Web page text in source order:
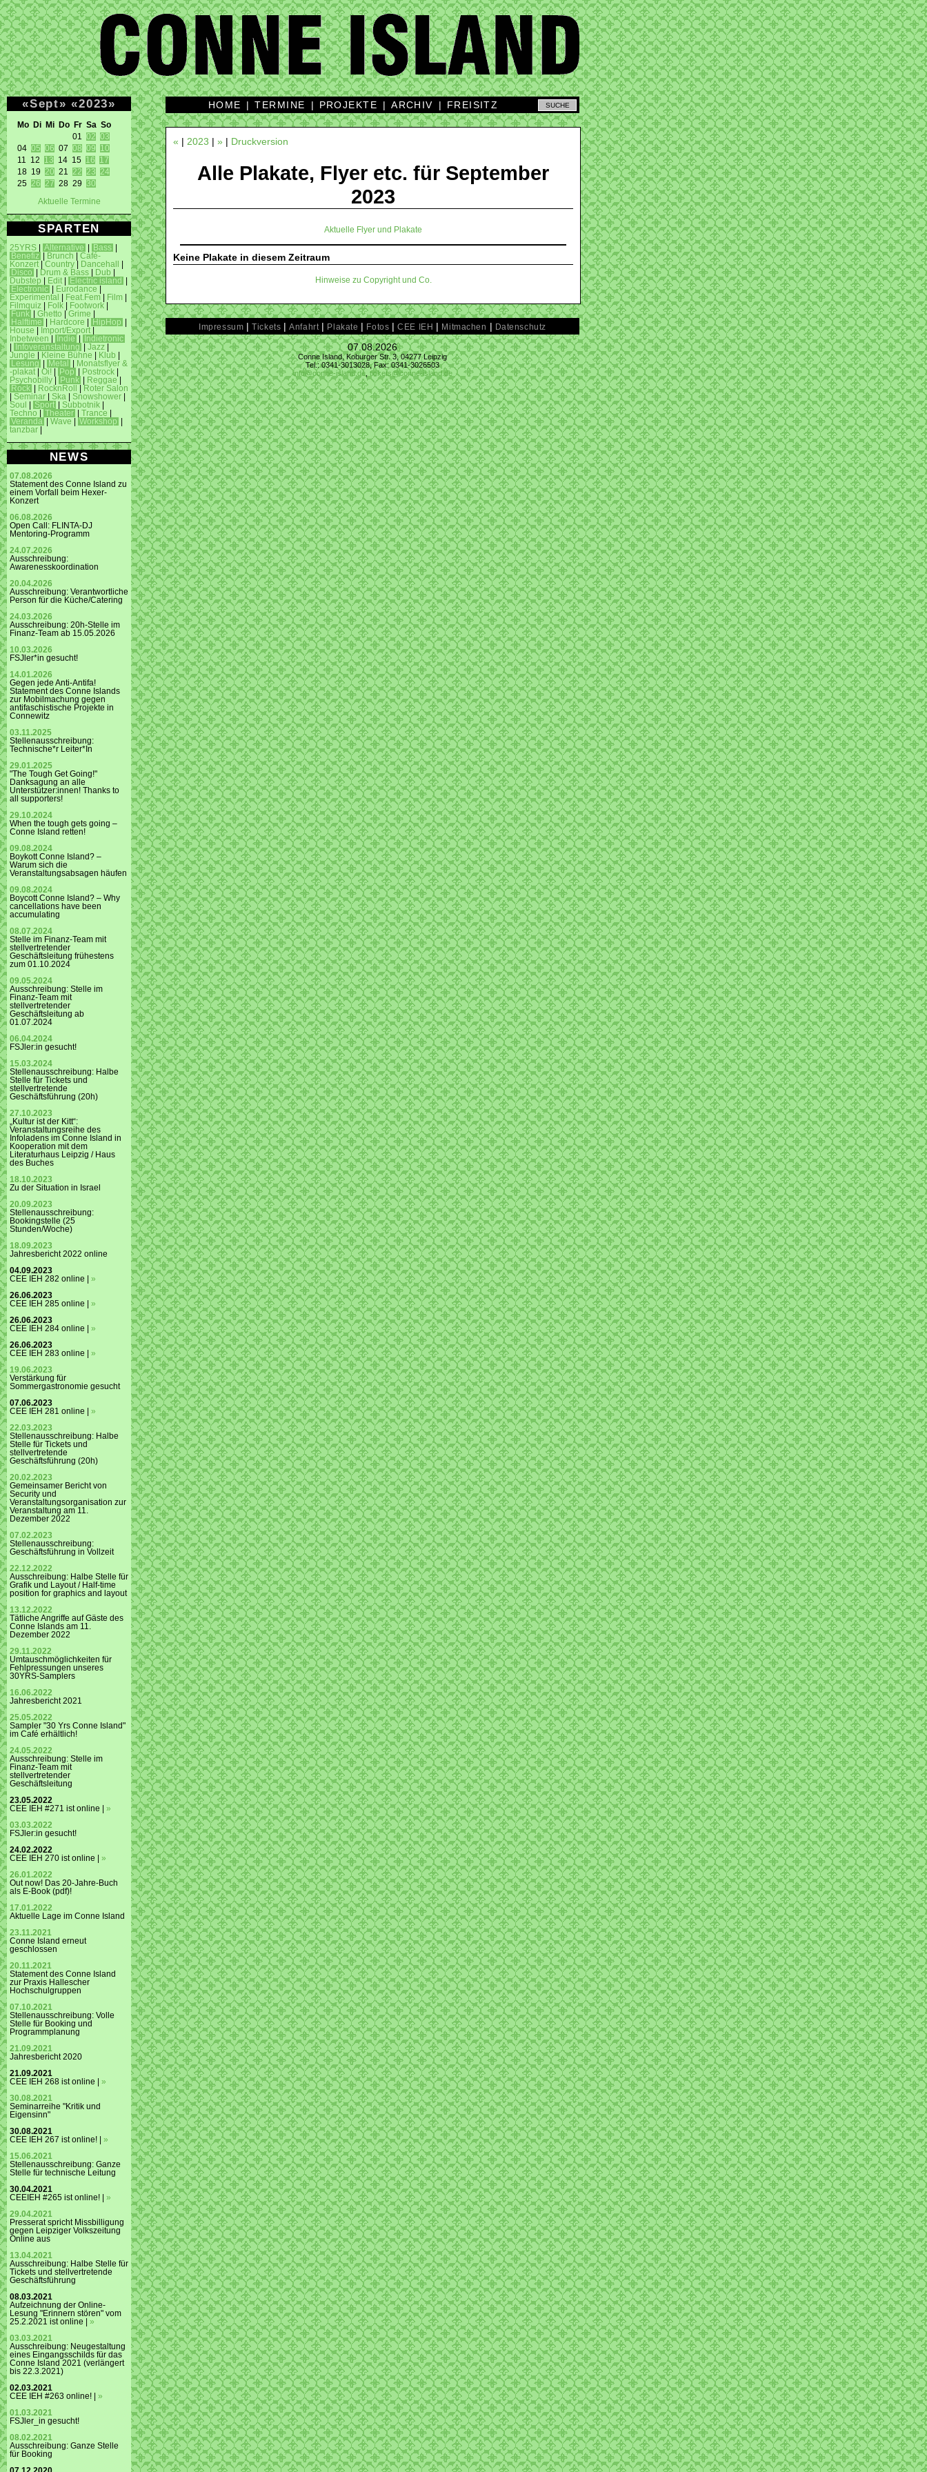
«Sept» «2023»
Mo Di Mi Do Fr Sa So
01 02 03
04 05 06 07 08 09
10
11 12 13 14 15 16
17
18 19 20 21 22 23
24
25 26 27 28 29 30
Aktuelle Termine
SPARTEN
25YRS Alternative Bass
Benefiz
Brunch
Café-
Konzert
Country Dancehall
Disco
Drum & Bass Dub
Dubstep
Edit Electric island
Electronic
Eurodance
Experimental
Feat.Fem Film
Filmquiz
Folk Footwork
Funk
Ghetto Grime
Halftime
Hardcore HipHop
House
Import/Export
Inbetween
Indie
Indietronic
Infoveranstaltung Jazz
Jungle
Kleine Bühne Klub
Lesung
Metal
Monatsflyer &
-plakat
Oi! Pop Postrock
Psychobilly
Punk Reggae
Rock
RocknRoll
Roter Salon
Seminar Ska Snowshower
Soul
Sport Subbotnik
Techno
Theater Trance
Veranda
Wave Workshop
tanzbar
NEWS
07.08.2026
Statement des Conne Island zu
einem Vorfall beim Hexer-
Konzert
06.08.2026
Open Call: FLINTA-DJ
Mentoring-Programm
24.07.2026
Ausschreibung:
Awarenesskoordination
20.04.2026
Ausschreibung: Verantwortliche
Person für die Küche/Catering
24.03.2026
Ausschreibung: 20h-Stelle im
Finanz-Team ab 15.05.2026
10.03.2026
FSJler*in gesucht!
14.01.2026
Gegen jede Anti-Antifa!
Statement des Conne Islands
zur Mobilmachung gegen
antifaschistische Projekte in
Connewitz
03.11.2025
Stellenausschreibung:
Technische*r Leiter*In
29.01.2025
"The Tough Get Going!"
Danksagung an alle
Unterstützer:innen! Thanks to
all supporters!
29.10.2024
When the tough gets going –
Conne Island retten!
09.08.2024
Boykott Conne Island? –
Warum sich die
Veranstaltungsabsagen häufen
09.08.2024
Boycott Conne Island? – Why
cancellations have been
accumulating
08.07.2024
Stelle im Finanz-Team mit
stellvertretender
Geschäftsleitung frühestens
zum 01.10.2024
09.05.2024
Ausschreibung: Stelle im
Finanz-Team mit
stellvertretender
Geschäftsleitung ab
01.07.2024
06.04.2024
FSJler:in gesucht!
15.03.2024
Stellenausschreibung: Halbe
Stelle für Tickets und
stellvertretende
Geschäftsführung (20h)
27.10.2023
„Kultur ist der Kitt“:
Veranstaltungsreihe des
Infoladens im Conne Island in
Kooperation mit dem
Literaturhaus Leipzig / Haus
des Buches
18.10.2023
Zu der Situation in Israel
20.09.2023
Stellenausschreibung:
Bookingstelle (25
Stunden/Woche)
18.09.2023
Jahresbericht 2022 online
04.09.2023
CEE IEH 282 online | »
26.06.2023
CEE IEH 285 online | »
26.06.2023
CEE IEH 284 online | »
26.06.2023
CEE IEH 283 online | »
19.06.2023
Verstärkung für
Sommergastronomie gesucht
07.06.2023
CEE IEH 281 online | »
22.03.2023
Stellenausschreibung: Halbe
Stelle für Tickets und
stellvertretende
Geschäftsführung (20h)
20.02.2023
Gemeinsamer Bericht von
Security und
Veranstaltungsorganisation zur
Veranstaltung am 11.
Dezember 2022
07.02.2023
Stellenausschreibung:
Geschäftsführung in Vollzeit
22.12.2022
Ausschreibung: Halbe Stelle für
Grafik und Layout / Half-time
position for graphics and layout
13.12.2022
Tätliche Angriffe auf Gäste des
Conne Islands am 11.
Dezember 2022
29.11.2022
Umtauschmöglichkeiten für
Fehlpressungen unseres
30YRS-Samplers
16.06.2022
Jahresbericht 2021
25.05.2022
Sampler "30 Yrs Conne Island"
im Café erhältlich!
24.05.2022
Ausschreibung: Stelle im
Finanz-Team mit
stellvertretender
Geschäftsleitung
23.05.2022
CEE IEH #271 ist online | »
03.03.2022
FSJler:in gesucht!
24.02.2022
CEE IEH 270 ist online | »
26.01.2022
Out now! Das 20-Jahre-Buch
als E-Book (pdf)!
17.01.2022
Aktuelle Lage im Conne Island
23.11.2021
Conne Island erneut
geschlossen
20.11.2021
Statement des Conne Island
zur Praxis Hallescher
Hochschulgruppen
07.10.2021
Stellenausschreibung: Volle
Stelle für Booking und
Programmplanung
21.09.2021
Jahresbericht 2020
21.09.2021
CEE IEH 268 ist online | »
30.08.2021
Seminarreihe "Kritik und
Eigensinn"
30.08.2021
CEE IEH 267 ist online! | »
15.06.2021
Stellenausschreibung: Ganze
Stelle für technische Leitung
30.04.2021
CEEIEH #265 ist online! | »
29.04.2021
Presserat spricht Missbilligung
gegen Leipziger Volkszeitung
Online aus
13.04.2021
Ausschreibung: Halbe Stelle für
Tickets und stellvertretende
Geschäftsführung
08.03.2021
Aufzeichnung der Online-
Lesung "Erinnern stören" vom
25.2.2021 ist online | »
03.03.2021
Ausschreibung: Neugestaltung
eines Eingangsschilds für das
Conne Island 2021 (verlängert
bis 22.3.2021)
02.03.2021
CEE IEH #263 online! | »
01.03.2021
FSJler_in gesucht!
08.02.2021
Ausschreibung: Ganze Stelle
für Booking
HOME |TERMINE | PROJEKTE |ARCHIV | FREISITZ
« | 2023 | » | Druckversion
Alle Plakate, Flyer etc. für September
2023
Aktuelle Flyer und Plakate
Keine Plakate in diesem Zeitraum
Hinweise zu Copyright und Co.
Impressum |Tickets |Anfahrt | Plakate | Fotos |CEE IEH | Mitmachen | Datenschutz
07.08.2026
Conne Island, Koburger Str. 3, 04277 Leipzig
Tel.: 0341-3013028, Fax: 0341-3026503
info@conne-island.de, tickets@conne-island.de